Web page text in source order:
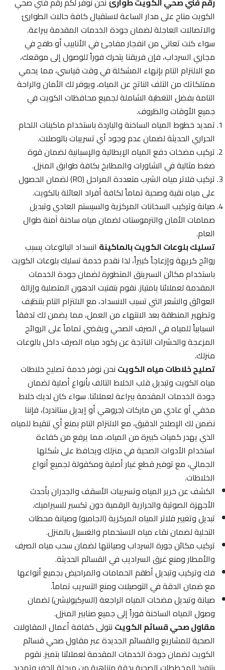
الكويت متاح على مدار الساعة لاستقبال كافة حالات الطوارئ
والاتصالات العاجلة لضمان جودة الخدمات المقدمة ببراعة.
سواء كنت تعاني من انفجار مفاجئ في الأنابيب أو طفح في
مجاري السرداب، فإن فريقنا يتحرك فوراً للوصول إلى موقعك،
مع الالتزام التام بإنهاء المشكلة في وقت قياسي، مما يحمي
ممتلكاتك من التلف الناتج عن المياه، ويوفر لك الأمان والراحة
التامة بفضل التغطية الشاملة لجميع محافظات الكويت في
جميع الأوقات والظروف.
تمديد خطوط المياه الساخنة والباردة باستخدام ماكينات اللحام
الحراري الحديثة لضمان عدم وجود أي تسريبات بالوصلات.
تركيب مضخات دفع المياه الإيطالية والإسبانية لضمان قوة
ضغط مثالية في الشاورات والمطابخ بكافة طوابق المنزل.
تركيب فلاتر مياه الشرب متعددة المراحل (RO) لضمان الحصول
على مياه نقية وصحية تماماً لكافة أفراد العائلة بالكويت.
صيانة وتركيب السخانات المركزية والسيستم العادي وتبديل
صمامات الأمان والترموستات لضمان مياه ساخنة آمنة طوال
العام.
تسليك بلوعات الكويت بالماكينةانسداد البالوعات يسبب
روائح كريهة وإزعاجاً كبيراً، لذا نقدم خدمة تسليك بلوعات الكويت
باستخدام مكائن السبرينق المتطورة لضمان جودة الخدمات
المقدمة لعملائنا بامتياز. نقوم بتفتيت الدهون المتصلبة وإزالة
العوائق والشعر التي تسبب الانسداد، مع الالتزام التام بتنظيف
وتطهير المنطقة بعد الانتهاء من العمل، مما يضمن لك تدفقاً
انسيابياً للمياه في الصرف الصحي ويقضي تماماً على الروائح
المزعجة والحشرات الناتجة عن ركود مياه الصرف داخل بالوعات
منزلك.
تصليح خلاطات مياه الكويتنحن نوفر خدمة تصليح خلاطات
مياه الكويت وتبديل قلب الخلاط التالف بأنواع أصلية لضمان
جودة الخدمات المقدمة ببراعة لعملائنا. سواء كان لديك خلاط
مخفي أو عادي من ماركات (جروهي أو إيديل ستاندرد)، فإننا
نضمن لك الإصلاح الدقيق، مع الالتزام التام بمنع أي تنقيط للمياه
الذي يهدر كميات كبيرة من المياه، مما يرفع من كفاءة
استخدام الأدوات الصحية في منزلك ويحافظ على شكلها
الجمالي، مع توفير قطع غيار أصلية ومكفولة لجميع أنواع
الخلاطات.
الكشف عن خرير المياه وتسريبات الأسقف والجدران بأحدث
الأجهزة الصوتية والحرارية الرقمية دون تكسير للسيراميك.
تبديل وتغيير فلاتر المياه المركزية (الجامبو) وصيانة محطات
التحلية لضمان نقاء مياه الاستحمام والغسيل بالمنزل.
تركيب مكائن جورة السرداب وصيانتها لضمان سحب مياه الصرف
والأمطار ومنع غرق السراديب في القسائم الحديثة.
فك وتركيب وتبديل أطقم الحمامات والمراحيض بجميع أنواعها
مع ضمان الدقة في التوصيلات ومنع التسريب تماماً.
صيانة وتبديل مضخات المياه الراجعة (السركيوليشن) لضمان
وصول المياه الساخنة فوراً إلى جميع صنابير المنزل.
مقاول صحي قسائم الكويتنتولى كفافة أعمال المقاولات
الصحية للمشاريع والقسائم الجديدة عبر مقاول صحي قسائم
الكويت لضمان جودة الخدمات المقدمة لعملائنا بتميز. نقوم